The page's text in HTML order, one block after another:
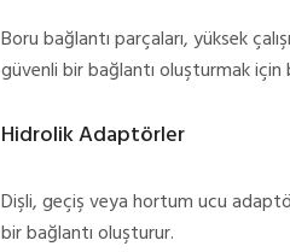
Boru bağlantı parçaları, yüksek
güvenli bir bağlantı oluşturmak
Hidrolik Adaptörler
Dişli, geçiş veya hortum ucu
bir bağlantı oluşturur.